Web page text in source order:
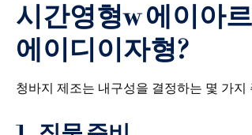
시간영형w에이 아
에이 디 이자형?
청바지 제조는 내구성을 결정하는 몇 가